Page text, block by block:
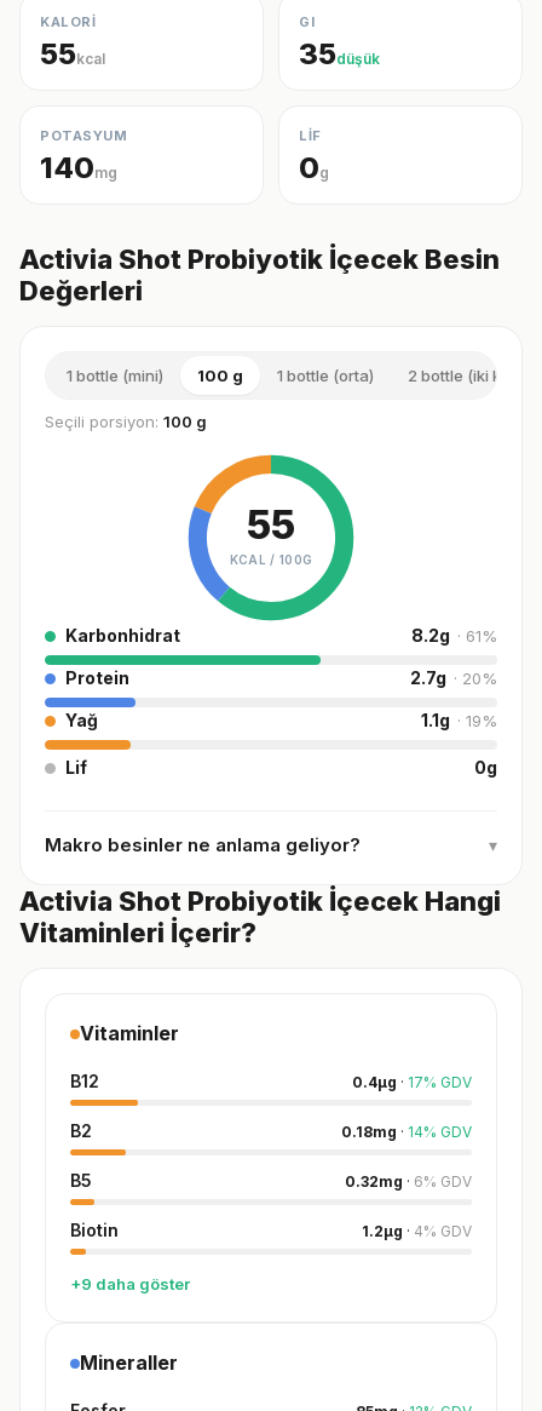
KALORİ
55kcal
GI
35düşük
POTASYUM
140mg
LİF
0g
Activia Shot Probiyotik İçecek Besin
Değerleri
1 bottle (mini) 100 g 1 bottle (orta) 2 bottle (iki katı)
Seçili porsiyon: 100 g
55
KCAL / 100G
Karbonhidrat 8.2g · 61%
Protein 2.7g · 20%
Yağ 1.1g · 19%
Lif 0g
Makro besinler ne anlama geliyor? ▾
Activia Shot Probiyotik İçecek Hangi
Vitaminleri İçerir?
Vitaminler
B12 0.4µg · 17% GDV
B2 0.18mg · 14% GDV
B5 0.32mg · 6% GDV
Biotin 1.2µg · 4% GDV
+9 daha göster
Mineraller